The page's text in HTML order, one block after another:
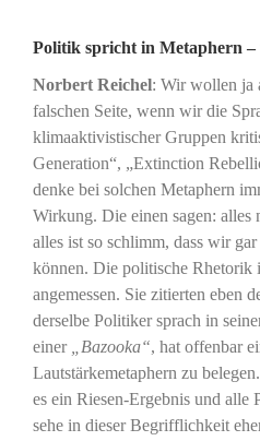
Politik spricht in Metaphern –
Norbert Reichel: Wir wollen ja
falschen Seite, wenn wir die
klimaaktivistischer Gruppen
Generation“, „Extinction
denke bei solchen Metaphern
Wirkung. Die einen sagen: alles
alles ist so schlimm, dass wir
können. Die politische Rhetorik
angemessen. Sie zitierten eben
derselbe Politiker sprach in
einer
„Bazooka“, hat offenbar
Lautstärkemetaphern zu
es ein Riesen-Ergebnis und alle
sehe in dieser Begrifflichkeit